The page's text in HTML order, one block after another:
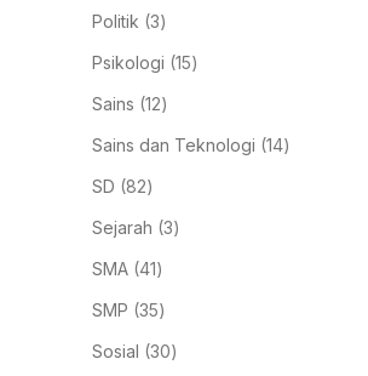
Politik 3
Psikologi 15
Sains 12
Sains dan Teknologi 14
SD
82
Sejarah 3
SMA 41
SMP 35
Sosial 30